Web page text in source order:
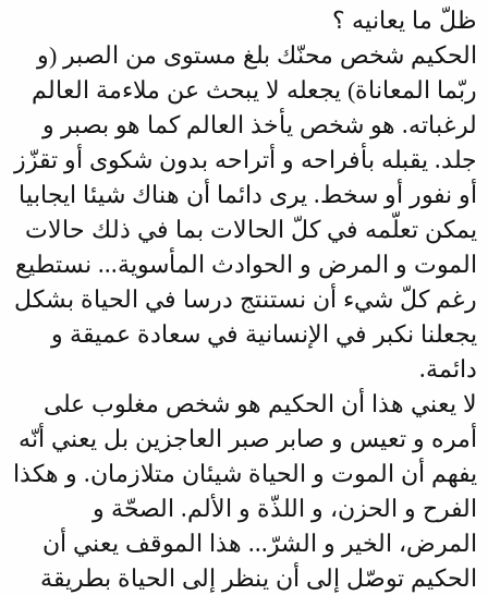
ظلّ ما يعانيه ؟
الحكيم شخص محنّك بلغ مستوى من الصبر (و
ربّما المعاناة) يجعله لا يبحث عن ملاءمة العالم
لرغباته. هو شخص يأخذ العالم كما هو بصبر و
جلد. يقبله بأفراحه و أتراحه بدون شكوى أو تقزّز
أو نفور أو سخط. يرى دائما أن هناك شيئا ايجابيا
يمكن تعلّمه في كلّ الحالات بما في ذلك حالات
الموت و المرض و الحوادث المأسوية... نستطيع
رغم كلّ شيء أن نستنتج درسا في الحياة بشكل
يجعلنا نكبر في الإنسانية في سعادة عميقة و
دائمة.
لا يعني هذا أن الحكيم هو شخص مغلوب على
أمره و تعيس و صابر صبر العاجزين بل يعني أنّه
يفهم أن الموت و الحياة شيئان متلازمان. و هكذا
الفرح و الحزن، و اللذّة و الألم. الصحّة و
المرض، الخير و الشرّ... هذا الموقف يعني أن
الحكيم توصّل إلى أن ينظر إلى الحياة بطريقة